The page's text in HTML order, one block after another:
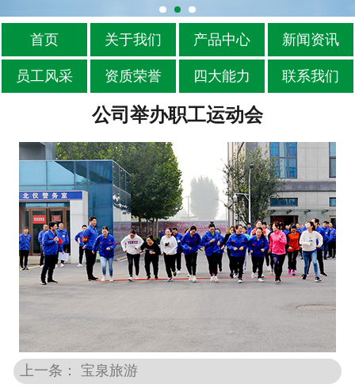
首页 关于我们 产品中心 新闻资讯
员工风采 资质荣誉 四大能力 联系我们
公司举办职工运动会
上一条： 宝泉旅游